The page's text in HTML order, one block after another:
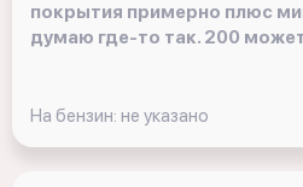
покрытия примерно плюс
думаю где-то так. 200
На бензин: не указано